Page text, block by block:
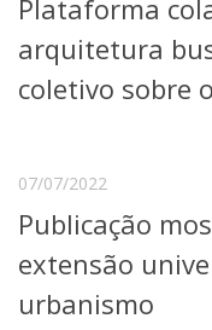
Educação a
Cursos de Extensão
Pesquisa e Inovação
Iniciação Científica
Transferência de
Empresas Juniores
Extensão à
Projetos,
Plataforma
arquitetura
coletivo sobre
07/07/2022
Publicação
extensão
urbanismo